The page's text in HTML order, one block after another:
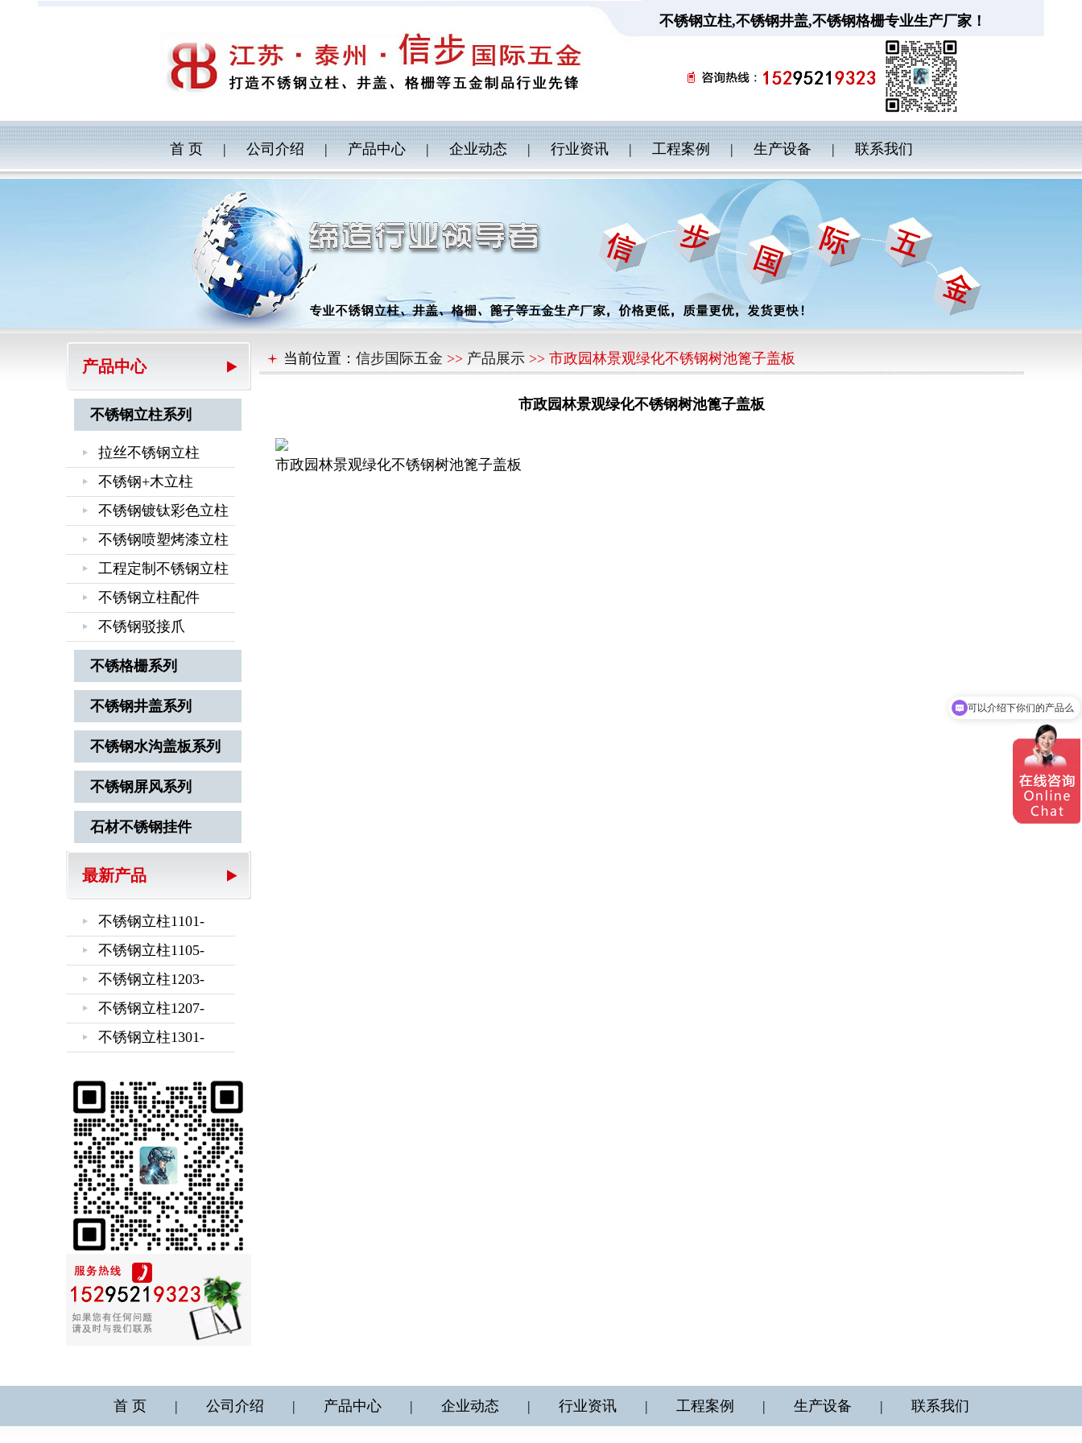
不锈钢立柱,不锈钢井盖,不锈钢格栅专业生产厂家！
首 页 | 公司介绍 | 产品中心 | 企业动态 | 行业资讯 | 工程案例 | 生产设备 | 联系我们
产品中心
不锈钢立柱系列
拉丝不锈钢立柱
不锈钢+木立柱
不锈钢镀钛彩色立柱
不锈钢喷塑烤漆立柱
工程定制不锈钢立柱
不锈钢立柱配件
不锈钢驳接爪
不锈格栅系列
不锈钢井盖系列
不锈钢水沟盖板系列
不锈钢屏风系列
石材不锈钢挂件
最新产品
不锈钢立柱1101-
1102-1103-1104
不锈钢立柱1105-
1106-1201-1202
不锈钢立柱1203-
1204-1205-1206
不锈钢立柱1207-
1208-1209-1210
不锈钢立柱1301-
当前位置： 信步国际五金 >> 产品展示 >> 市政园林景观绿化不锈钢树池篦子盖板
市政园林景观绿化不锈钢树池篦子盖板
市政园林景观绿化不锈钢树池篦子盖板
首 页 | 公司介绍 | 产品中心 | 企业动态 | 行业资讯 | 工程案例 | 生产设备 | 联系我们
可以介绍下你们的产品么